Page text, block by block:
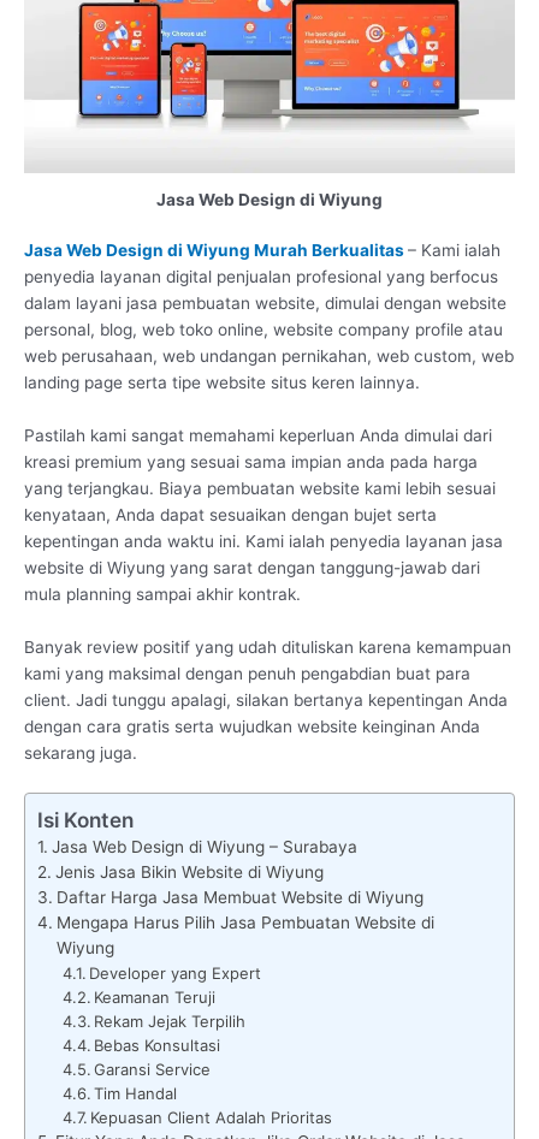
Jasa Web Design di Wiyung
Jasa Web Design di Wiyung Murah Berkualitas– Kami ialah
penyedia layanan digital penjualan profesional yang berfocus
dalam layani jasa pembuatan website, dimulai dengan website
personal, blog, web toko online, website company profile atau
web perusahaan, web undangan pernikahan, web custom, web
landing page serta tipe website situs keren lainnya.
Pastilah kami sangat memahami keperluan Anda dimulai dari
kreasi premium yang sesuai sama impian anda pada harga
yang terjangkau. Biaya pembuatan website kami lebih sesuai
kenyataan, Anda dapat sesuaikan dengan bujet serta
kepentingan anda waktu ini. Kami ialah penyedia layanan jasa
website di Wiyung yang sarat dengan tanggung-jawab dari
mula planning sampai akhir kontrak.
Banyak review positif yang udah dituliskan karena kemampuan
kami yang maksimal dengan penuh pengabdian buat para
client. Jadi tunggu apalagi, silakan bertanya kepentingan Anda
dengan cara gratis serta wujudkan website keinginan Anda
sekarang juga.
Isi Konten
Jasa Web Design di Wiyung – Surabaya
Jenis Jasa Bikin Website di Wiyung
Daftar Harga Jasa Membuat Website di Wiyung
Mengapa Harus Pilih Jasa Pembuatan Website di
Wiyung
Developer yang Expert
Keamanan Teruji
Rekam Jejak Terpilih
Bebas Konsultasi
Garansi Service
Tim Handal
Kepuasan Client Adalah Prioritas